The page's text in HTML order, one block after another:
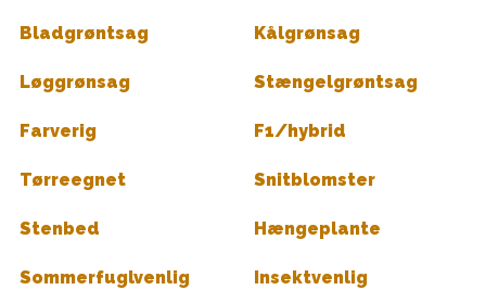
Bladgrøntsag Kålgrønsag
Løggrønsag Stængelgrøntsag
Farverig F1/hybrid
Tørreegnet Snitblomster
Stenbed Hængeplante
Sommerfuglvenlig Insektvenlig